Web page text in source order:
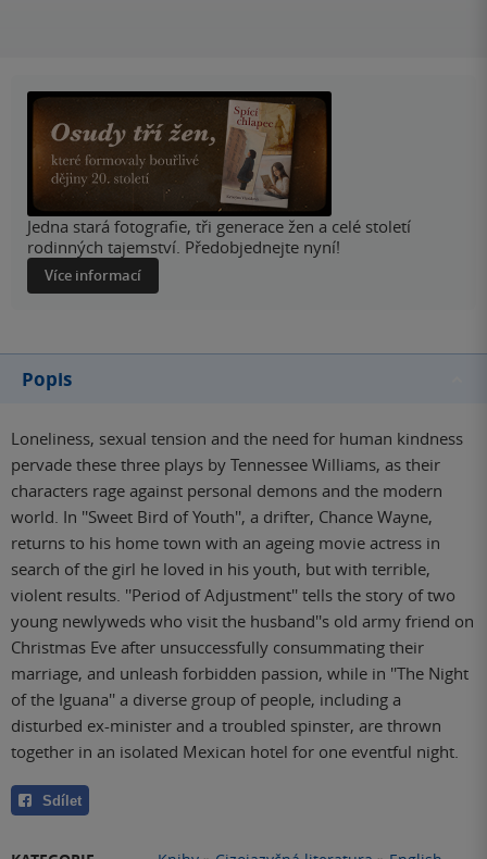
Jedna stará fotografie, tři generace žen a celé století
rodinných tajemství. Předobjednejte nyní!
Více informací
Popis
Loneliness, sexual tension and the need for human kindness
pervade these three plays by Tennessee Williams, as their
characters rage against personal demons and the modern
world. In ''Sweet Bird of Youth'', a drifter, Chance Wayne,
returns to his home town with an ageing movie actress in
search of the girl he loved in his youth, but with terrible,
violent results. ''Period of Adjustment'' tells the story of two
young newlyweds who visit the husband''s old army friend on
Christmas Eve after unsuccessfully consummating their
marriage, and unleash forbidden passion, while in ''The Night
of the Iguana'' a diverse group of people, including a
disturbed ex-minister and a troubled spinster, are thrown
together in an isolated Mexican hotel for one eventful night.
Sdílet